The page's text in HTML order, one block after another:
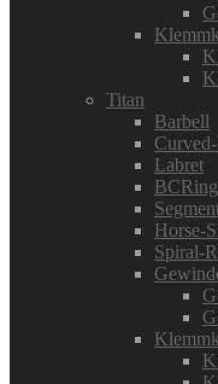
Titan
Barbell
Labret
Horse-
Spiral-